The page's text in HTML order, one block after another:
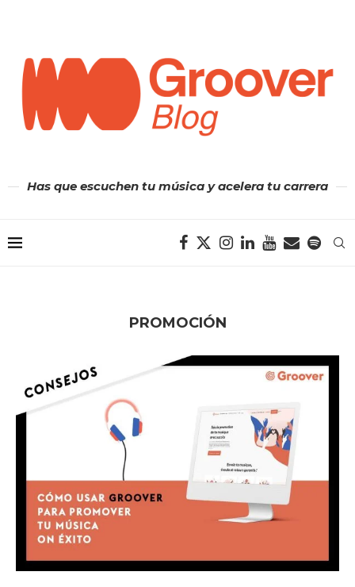
Has que escuchen tu música y acelera tu carrera
PROMOCIÓN